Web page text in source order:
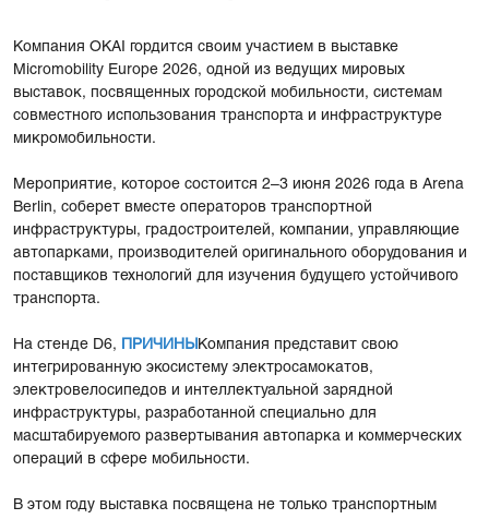
Компания OKAI гордится своим участием в выставке
Micromobility Europe 2026, одной из ведущих мировых
выставок, посвященных городской мобильности, системам
совместного использования транспорта и инфраструктуре
микромобильности.
Мероприятие, которое состоится 2–3 июня 2026 года в Arena
Berlin, соберет вместе операторов транспортной
инфраструктуры, градостроителей, компании, управляющие
автопарками, производителей оригинального оборудования и
поставщиков технологий для изучения будущего устойчивого
транспорта.
На стенде D6, ПРИЧИНЫ Компания представит свою
интегрированную экосистему электросамокатов,
электровелосипедов и интеллектуальной зарядной
инфраструктуры, разработанной специально для
масштабируемого развертывания автопарка и коммерческих
операций в сфере мобильности.
В этом году выставка посвящена не только транспортным